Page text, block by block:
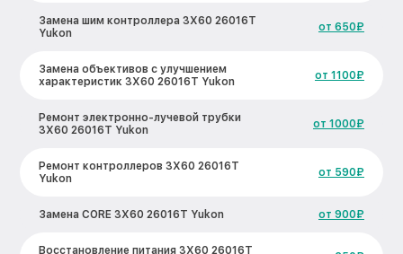
Замена шим контроллера 3Х60 26016Т
Yukon
от 650₽
Замена объективов с улучшением
характеристик 3Х60 26016Т Yukon
от 1100₽
Ремонт электронно-лучевой трубки
3Х60 26016Т Yukon
от 1000₽
Ремонт контроллеров 3Х60 26016Т
Yukon
от 590₽
Замена CORE 3Х60 26016Т Yukon от 900₽
Восстановление питания 3Х60 26016Т